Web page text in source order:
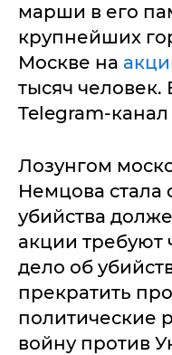
марши в его
крупнейших
Москве на
тысяч
Telegram-канал
Лозунгом
Немцова стала
убийства
акции требуют
дело об
прекратить
политические
войну против